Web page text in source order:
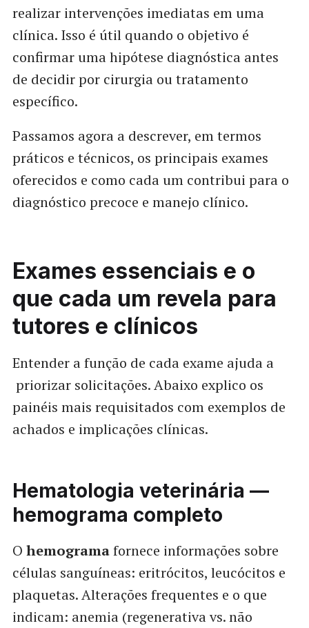
realizar intervenções imediatas em uma
clínica. Isso é útil quando o objetivo é
confirmar uma hipótese diagnóstica antes
de decidir por cirurgia ou tratamento
específico.
Passamos agora a descrever, em termos
práticos e técnicos, os principais exames
oferecidos e como cada um contribui para o
diagnóstico precoce e manejo clínico.
Exames essenciais e o
que cada um revela para
tutores e clínicos
Entender a função de cada exame ajuda a
priorizar solicitações. Abaixo explico os
painéis mais requisitados com exemplos de
achados e implicações clínicas.
Hematologia veterinária —
hemograma completo
O hemogramafornece informações sobre
células sanguíneas: eritrócitos, leucócitos e
plaquetas. Alterações frequentes e o que
indicam: anemia (regenerativa vs. não